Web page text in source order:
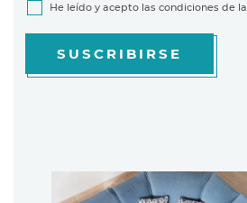
He leído y acepto las condiciones de la
SUSCRIBIRSE